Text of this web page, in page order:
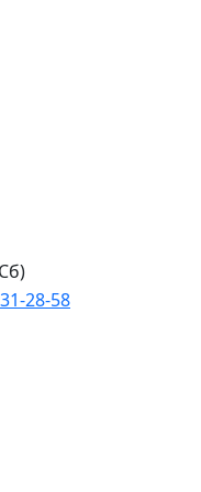
28-58